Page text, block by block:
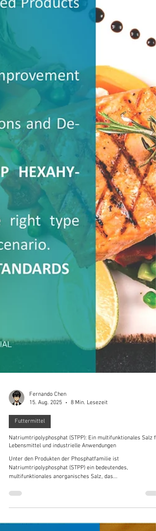
Fernando Chen
15. Aug. 2025
8 Min. Lesezeit
Futtermittel
Lebensmittel und industrielle Anwendungen
Unter den Produkten der Phosphatfamilie ist
multifunktionales anorganisches Salz, das...